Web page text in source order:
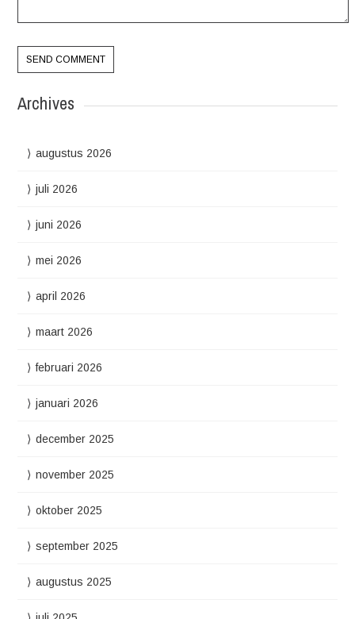
Archives
augustus 2026
juli 2026
juni 2026
mei 2026
april 2026
maart 2026
februari 2026
januari 2026
december 2025
november 2025
oktober 2025
september 2025
augustus 2025